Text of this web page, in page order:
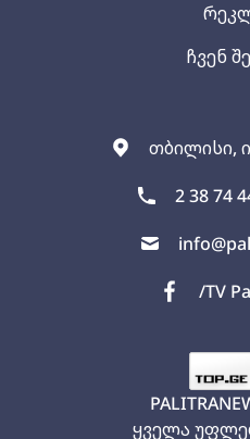
თბილისი,
2 38 74
/TV
ჩვენ
ყველა